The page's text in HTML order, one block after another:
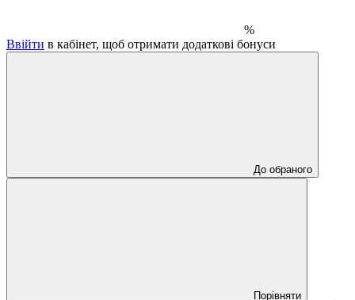
%
Ввійти в кабінет, щоб отримати додаткові бонуси
До обраного
Порівняти